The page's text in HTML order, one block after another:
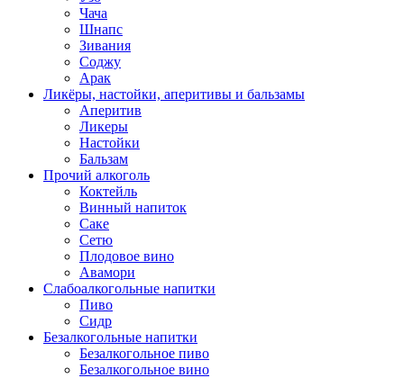
Чача
Шнапс
Зивания
Соджу
Арак
Ликёры, настойки, аперитивы и бальзамы
Аперитив
Ликеры
Настойки
Бальзам
Прочий алкоголь
Коктейль
Винный напиток
Саке
Сетю
Плодовое вино
Авамори
Слабоалкогольные напитки
Пиво
Сидр
Безалкогольные напитки
Безалкогольное пиво
Безалкогольное вино